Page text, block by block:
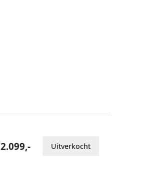
2.099,- Uitverkocht